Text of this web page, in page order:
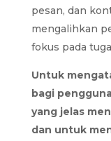
pesan, dan
mengalihkan
fokus pada
Untuk
bagi
yang jelas
dan untuk